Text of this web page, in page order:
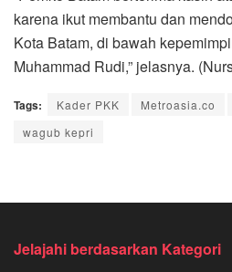
karena ikut membantu dan
Kota Batam, di bawah
Muhammad Rudi,” jelasnya.
Tags: Kader PKK Metroasia.co
wagub kepri
Jelajahi berdasarkan Kategori